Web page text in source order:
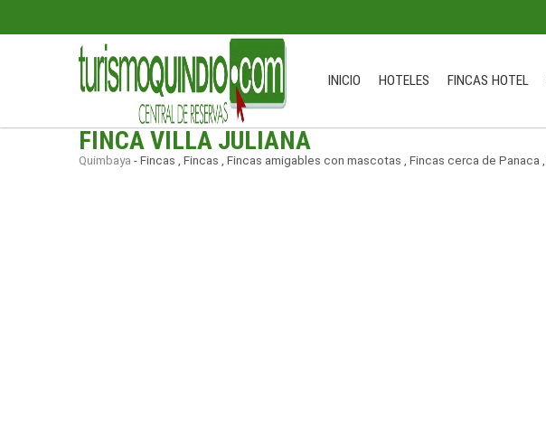
INICIO HOTELES FINCAS HOTEL
FINCA VILLA JULIANA
Quimbaya - Fincas , Fincas , Fincas amigables con mascotas , Fincas cerca de Panaca ,